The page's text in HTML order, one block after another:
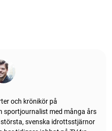
och krönikör på
sportjournalist med många års
svenska idrottsstjärnor